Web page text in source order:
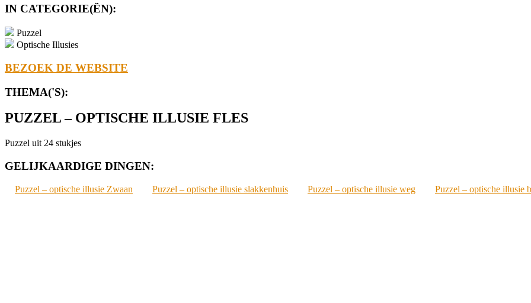
IN CATEGORIE(ËN):
Puzzel
Optische Illusies
BEZOEK DE WEBSITE
THEMA('S):
PUZZEL – OPTISCHE ILLUSIE FLES
Puzzel uit 24 stukjes
GELIJKAARDIGE DINGEN:
Puzzel – optische illusie Zwaan Puzzel – optische illusie slakkenhuis Puzzel – optische illusie weg Puzzel – optische illusie